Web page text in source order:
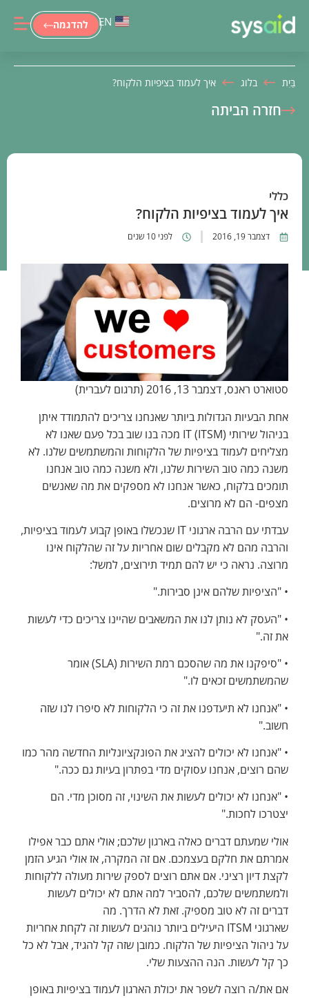
להדגמה EN
בַּיִת בלוג איך לעמוד בציפיות הלקוח?
חזרה הביתה
כללי
איך לעמוד בציפיות הלקוח?
דצמבר 19, 2016 לפני 10 שנים
סטוארט ראנס, דצמבר 13, 2016 (תרגום לעברית)
אחת הבעיות הגדולות ביותר שאנחנו צריכים להתמודד איתן
בניהול שירותי IT (ITSM) מכה בנו שוב בכל פעם שאנו לא
מצליחים לעמוד בציפיות של הלקוחות והמשתמשים שלנו. לא
משנה כמה טוב השירות שלנו, ולא משנה כמה טוב אנחנו
תומכים בלקוח, כאשר אנחנו לא מספקים את מה שאנשים
מצפים- הם לא מרוצים.
עבדתי עם הרבה ארגוני IT שנכשלו באופן קבוע לעמוד בציפיות,
והרבה מהם לא מקבלים שום אחריות על זה שהלקוח אינו
מרוצה. נראה כי יש להם תמיד תירוצים, למשל:
• "הציפיות שלהם אינן סבירות."
• "העסק לא נותן לנו את המשאבים שהיינו צריכים כדי לעשות
את זה."
• "סיפקנו את מה שהסכם רמת השירות (SLA) אומר
שהמשתמשים זכאים לו."
• "אנחנו לא תיעדפנו את זה כי הלקוחות לא סיפרו לנו שזה
חשוב."
• "אנחנו לא יכולים להציג את הפונקציונליות החדשה מהר כמו
שהם רוצים, אנחנו עסוקים מדי בפתרון בעיות גם ככה."
• "אנחנו לא יכולים לעשות את השינוי, זה מסוכן מדי. הם
יצטרכו לחכות."
אולי שמעתם דברים כאלה בארגון שלכם; אולי אתם כבר אפילו
אמרתם את חלקם בעצמכם. אם זה המקרה, אז אולי הגיע הזמן
לקצת דיון רציני. אם אתם רוצים לספק שירות מעולה ללקוחות
ולמשתמשים שלכם, להסביר למה אתם לא יכולים לעשות
דברים זה לא טוב מספיק. זאת לא הדרך. מה
שארגוני ITSM היעילים ביותר נוהגים לעשות זה לקחת אחריות
על ניהול הציפיות של הלקוח. כמובן שזה קל להגיד, אבל לא כל
כך קל לעשות. הנה ההצעות שלי.
אם את/ה רוצה לשפר את יכולת הארגון לעמוד בציפיות באופן